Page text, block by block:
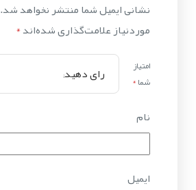
نشانی ایمیل شما منتشر نخواهد شد.
موردنیاز علامت‌گذاری شده‌اند*
امتیاز
شما*
نام
ایمیل